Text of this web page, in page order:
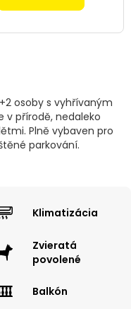
osoby s vyhřívaným
v přírodě, nedaleko
Plně vybaven pro
parkování.
Klimatizácia
Zvieratá
povolené
Balkón